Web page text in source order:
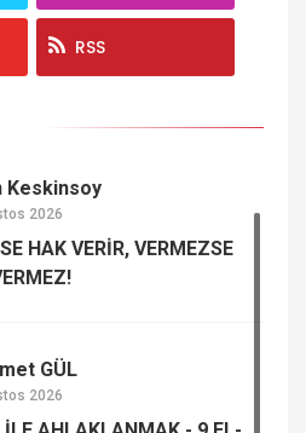
RSS
Keskinsoy
2026
HAK VERİR, VERMEZSE
GÜL
2026